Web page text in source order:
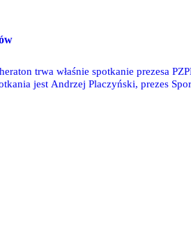
trwa właśnie spotkanie prezesa
jest Andrzej Placzyński, prezes